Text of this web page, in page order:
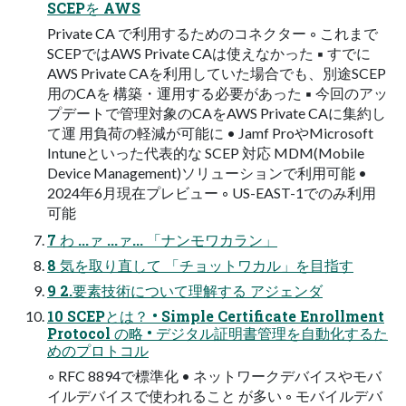
SCEPを AWS
Private CA で利用するためのコネクター ◦ これまで
SCEPではAWS Private CAは使えなかった ▪ すでに
AWS Private CAを利用していた場合でも、別途SCEP
用のCAを 構築・運用する必要があった ▪ 今回のアッ
プデートで管理対象のCAをAWS Private CAに集約し
て運 用負荷の軽減が可能に • Jamf ProやMicrosoft
Intuneといった代表的な SCEP 対応 MDM(Mobile
Device Management)ソリューションで利用可能 •
2024年6月現在プレビュー ◦ US-EAST-1でのみ利用
可能
7 わ ...ァ ...ァ... 「ナンモワカラン」
8 気を取り直して 「チョットワカル」を目指す
9 2.要素技術について理解する アジェンダ
10 SCEPとは？ • Simple Certificate Enrollment
Protocol の略 • デジタル証明書管理を自動化するた
めのプロトコル
◦ RFC 8894で標準化 • ネットワークデバイスやモバ
イルデバイスで使われること が多い ◦ モバイルデバ